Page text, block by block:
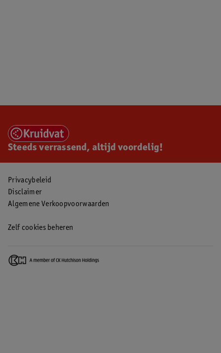
Steeds verrassend, altijd voordelig!
Privacybeleid
Disclaimer
Algemene Verkoopvoorwaarden
Zelf cookies beheren